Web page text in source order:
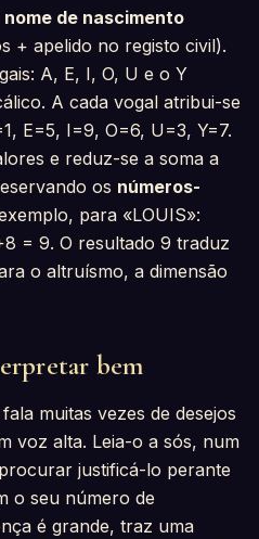
nome de nascimento
+ apelido no registo civil).
A, E, I, O, U e o Y
A cada vogal atribui-se
E=5, I=9, O=6, U=3, Y=7.
e reduz-se a soma a
os números-
para «LOUIS»:
= 9. O resultado 9 traduz
o altruísmo, a dimensão
bem
muitas vezes de desejos
voz alta. Leia-o a sós, num
justificá-lo perante
o seu número de
é grande, traz uma